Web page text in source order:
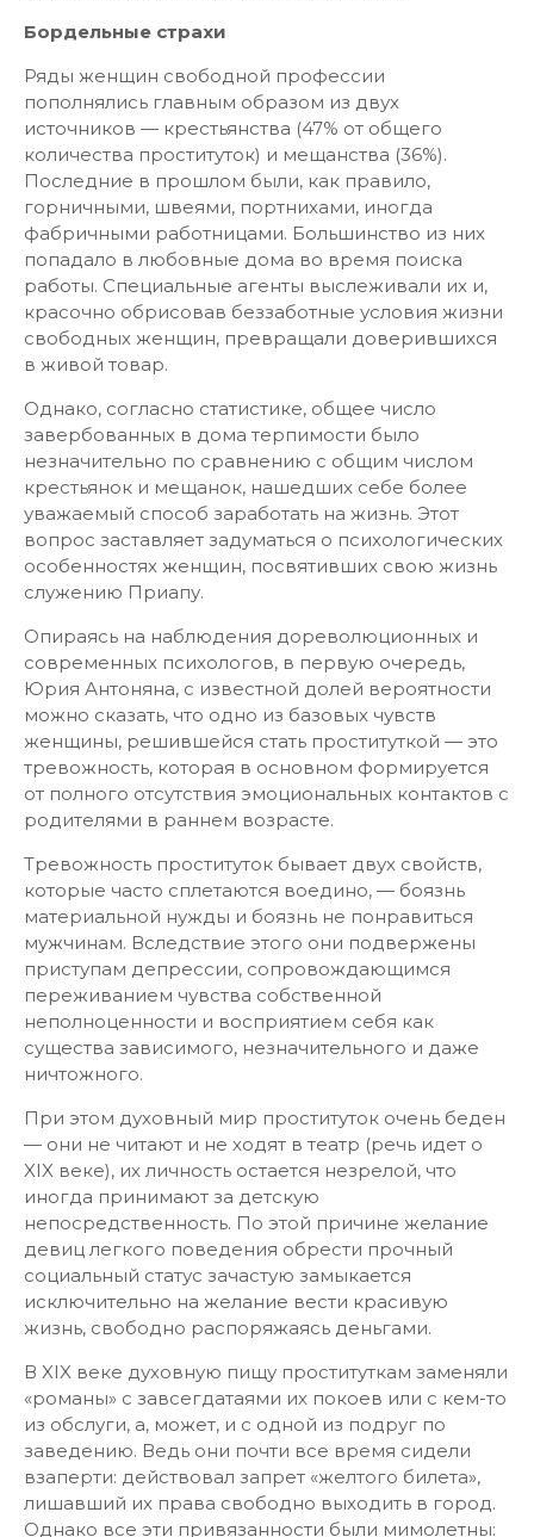
Бордельные страхи
Ряды женщин свободной профессии
пополнялись главным образом из двух
источников — крестьянства (47% от общего
количества проституток) и мещанства (36%).
Последние в прошлом были, как правило,
горничными, швеями, портнихами, иногда
фабричными работницами. Большинство из них
попадало в любовные дома во время поиска
работы. Специальные агенты выслеживали их и,
красочно обрисовав беззаботные условия жизни
свободных женщин, превращали доверившихся
в живой товар.
Однако, согласно статистике, общее число
завербованных в дома терпимости было
незначительно по сравнению с общим числом
крестьянок и мещанок, нашедших себе более
уважаемый способ заработать на жизнь. Этот
вопрос заставляет задуматься о психологических
особенностях женщин, посвятивших свою жизнь
служению Приапу.
Опираясь на наблюдения дореволюционных и
современных психологов, в первую очередь,
Юрия Антоняна, с известной долей вероятности
можно сказать, что одно из базовых чувств
женщины, решившейся стать проституткой — это
тревожность, которая в основном формируется
от полного отсутствия эмоциональных контактов с
родителями в раннем возрасте.
Тревожность проституток бывает двух свойств,
которые часто сплетаются воедино, — боязнь
материальной нужды и боязнь не понравиться
мужчинам. Вследствие этого они подвержены
приступам депрессии, сопровождающимся
переживанием чувства собственной
неполноценности и восприятием себя как
существа зависимого, незначительного и даже
ничтожного.
При этом духовный мир проституток очень беден
— они не читают и не ходят в театр (речь идет о
XIX веке), их личность остается незрелой, что
иногда принимают за детскую
непосредственность. По этой причине желание
девиц легкого поведения обрести прочный
социальный статус зачастую замыкается
исключительно на желание вести красивую
жизнь, свободно распоряжаясь деньгами.
В XIX веке духовную пищу проституткам заменяли
«романы» с завсегдатаями их покоев или с кем-то
из обслуги, а, может, и с одной из подруг по
заведению. Ведь они почти все время сидели
взаперти: действовал запрет «желтого билета»,
лишавший их права свободно выходить в город.
Однако все эти привязанности были мимолетны: